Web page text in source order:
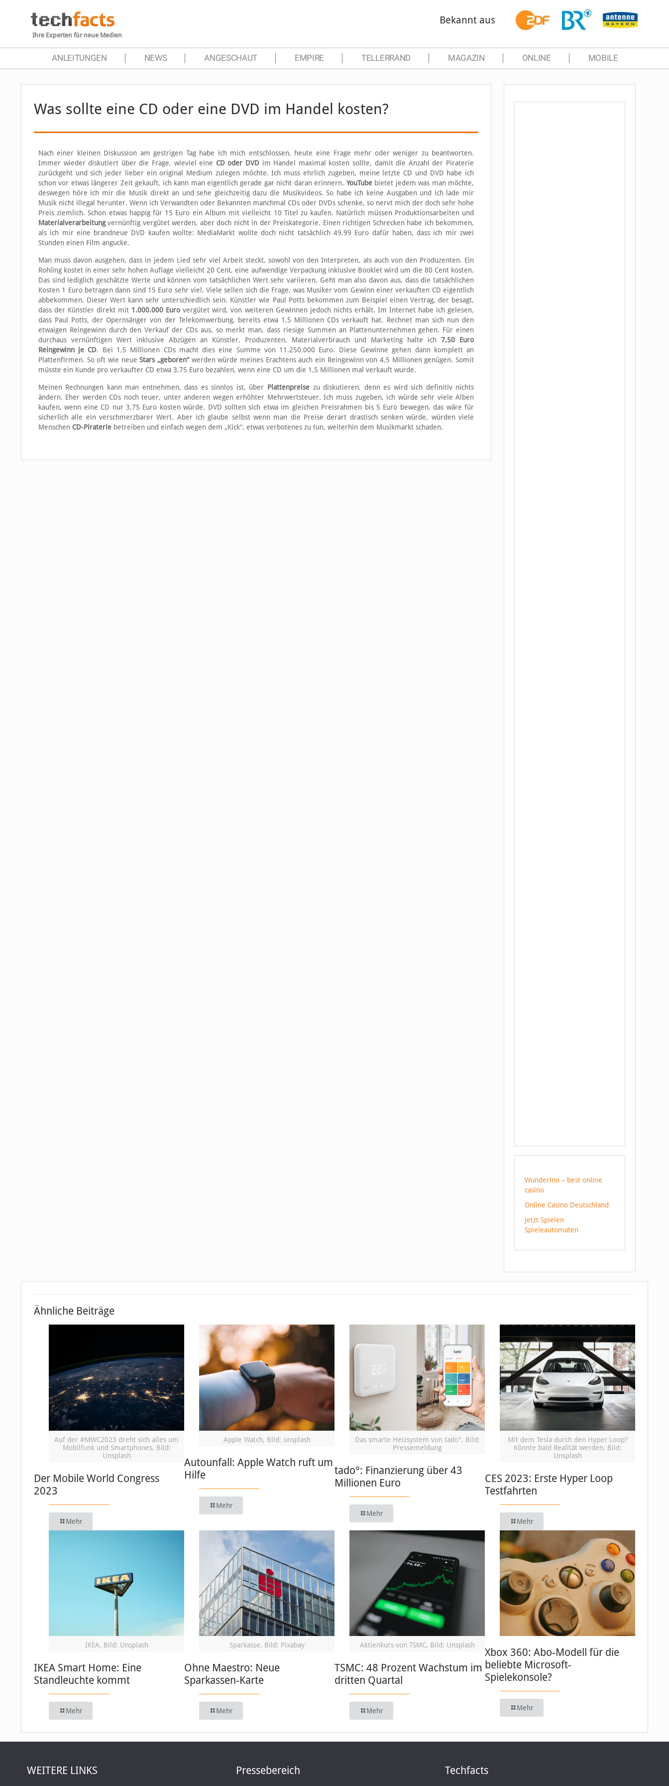
Ihre Experten für neue Medien
Bekannt aus
ANLEITUNGEN NEWS ANGESCHAUT EMPIRE TELLERRAND MAGAZIN ONLINE MOBILE
Was sollte eine CD oder eine DVD im Handel kosten?
Nach einer kleinen Diskussion am gestrigen Tag habe ich mich entschlossen, heute eine Frage mehr oder weniger zu beantworten.
Immer wieder diskutiert über die Frage, wieviel eine CD oder DVD im Handel maximal kosten sollte, damit die Anzahl der Piraterie
zurückgeht und sich jeder lieber ein original Medium zulegen möchte. Ich muss ehrlich zugeben, meine letzte CD und DVD habe ich
schon vor etwas längerer Zeit gekauft, ich kann man eigentlich gerade gar nicht daran erinnern. YouTubebietet jedem was man möchte,
deswegen höre ich mir die Musik direkt an und sehe gleichzeitig dazu die Musikvideos. So habe ich keine Ausgaben und ich lade mir
Musik nicht illegal herunter. Wenn ich Verwandten oder Bekannten manchmal CDs oder DVDs schenke, so nervt mich der doch sehr hohe
Preis ziemlich. Schon etwas happig für 15 Euro ein Album mit vielleicht 10 Titel zu kaufen. Natürlich müssen Produktionsarbeiten und
Materialverarbeitungvernünftig vergütet werden, aber doch nicht in der Preiskategorie. Einen richtigen Schrecken habe ich bekommen,
als ich mir eine brandneue DVD kaufen wollte: MediaMarkt wollte doch nicht tatsächlich 49,99 Euro dafür haben, dass ich mir zwei
Stunden einen Film angucke.
Man muss davon ausgehen, dass in jedem Lied sehr viel Arbeit steckt, sowohl von den Interpreten, als auch von den Produzenten. Ein
Rohling kostet in einer sehr hohen Auflage vielleicht 20 Cent, eine aufwendige Verpackung inklusive Booklet wird um die 80 Cent kosten.
Das sind lediglich geschätzte Werte und können vom tatsächlichen Wert sehr variieren. Geht man also davon aus, dass die tatsächlichen
Kosten 1 Euro betragen dann sind 15 Euro sehr viel. Viele sellen sich die Frage, was Musiker vom Gewinn einer verkauften CD eigentlich
abbekommen. Dieser Wert kann sehr unterschiedlich sein. Künstler wie Paul Potts bekommen zum Beispiel einen Vertrag, der besagt,
dass der Künstler direkt mit 1.000.000 Euro vergütet wird, von weiteren Gewinnen jedoch nichts erhält. Im Internet habe ich gelesen,
dass Paul Potts, der Opernsänger von der Telekomwerbung, bereits etwa 1,5 Millionen CDs verkauft hat. Rechnet man sich nun den
etwaigen Reingewinn durch den Verkauf der CDs aus, so merkt man, dass riesige Summen an Plattenunternehmen gehen. Für einen
durchaus vernünftigen Wert inklusive Abzügen an Künstler, Produzenten, Materialverbrauch und Marketing halte ich7,50 Euro
Reingewinn je CD. Bei 1,5 Millionen CDs macht dies eine Summe von 11.250.000 Euro. Diese Gewinne gehen dann komplett an
Plattenfirmen. So oft wie neueStars „geboren“ werden würde meines Erachtens auch ein Reingewinn von 4,5 Millionen genügen. Somit
müsste ein Kunde pro verkaufter CD etwa 3,75 Euro bezahlen, wenn eine CD um die 1,5 Millionen mal verkauft wurde.
Meinen Rechnungen kann man entnehmen, dass es sinnlos ist, über Plattenpreise zu diskutieren, denn es wird sich definitiv nichts
ändern. Eher werden CDs noch teuer, unter anderen wegen erhöhter Mehrwertsteuer. Ich muss zugeben, ich würde sehr viele Alben
kaufen, wenn eine CD nur 3,75 Euro kosten würde. DVD sollten sich etwa im gleichen Preisrahmen bis 5 Euro bewegen, das wäre für
sicherlich alle ein verschmerzbarer Wert. Aber ich glaube selbst wenn man die Preise derart drastisch senken würde, würden viele
Menschen CD-Pirateriebetreiben und einfach wegen dem „Kick“, etwas verbotenes zu tun, weiterhin dem Musikmarkt schaden.
Wunderino – best online
casino
Online Casino Deutschland
Jetzt Spielen
Spieleautomaten
Ähnliche Beiträge
Auf der #MWC2023 dreht sich alles um
Mobilfunk und Smartphones, Bild:
Unsplash
Der Mobile World Congress
2023
Mehr
Apple Watch, Bild: unsplash
Autounfall: Apple Watch ruft um
Hilfe
Mehr
Das smarte Heizsystem von tado°, Bild:
Pressemeldung
tado°: Finanzierung über 43
Millionen Euro
Mehr
Mit dem Tesla durch den Hyper Loop?
Könnte bald Realität werden. Bild:
Unsplash
CES 2023: Erste Hyper Loop
Testfahrten
Mehr
IKEA, Bild: Unsplash
IKEA Smart Home: Eine
Standleuchte kommt
Mehr
Sparkasse, Bild: Pixabay
Ohne Maestro: Neue
Sparkassen-Karte
Mehr
Aktienkurs von TSMC, Bild: Unsplash
TSMC: 48 Prozent Wachstum im
dritten Quartal
Mehr
Xbox 360: Abo-Modell für die
beliebte Microsoft-
Spielekonsole?
Mehr
WEITERE LINKS Pressebereich Techfacts